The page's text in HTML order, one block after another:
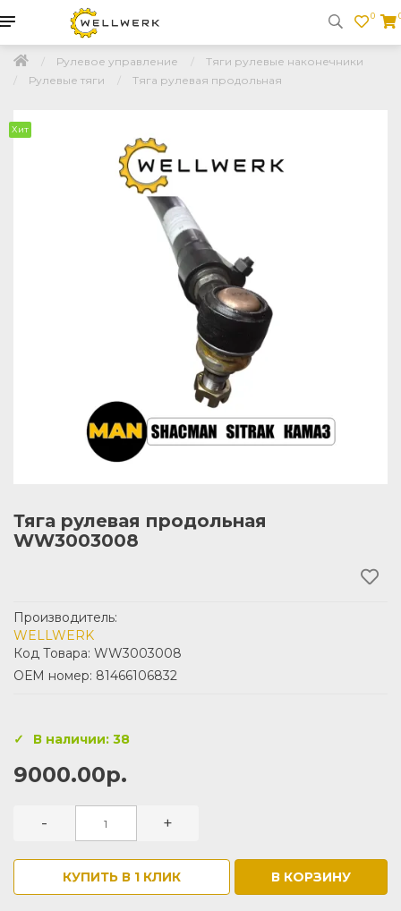
0
Рулевое управление
Тяги рулевые наконечники
Рулевые тяги
Тяга рулевая продольная
Хит
Тяга рулевая продольная
WW3003008
Производитель:
WELLWERK
Код Товара: WW3003008
ОЕМ номер: 81466106832
В наличии: 38
9000.00р.
- +
КУПИТЬ В 1 КЛИК В КОРЗИНУ